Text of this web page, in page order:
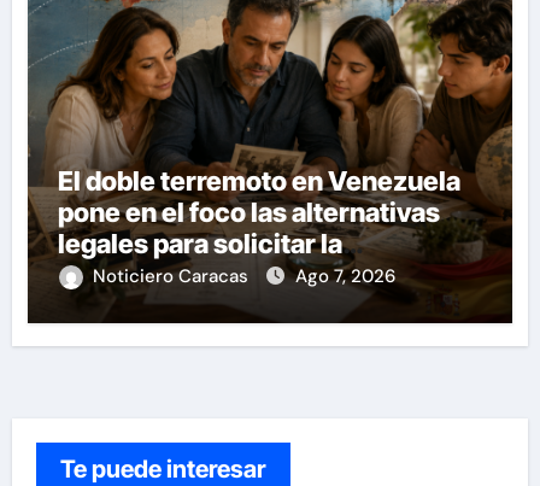
El doble terremoto en Venezuela
pone en el foco las alternativas
legales para solicitar la
nacionalidad por parte de
personas con vínculos familiares
Noticiero Caracas Ago 7, 2026
Te puede interesar